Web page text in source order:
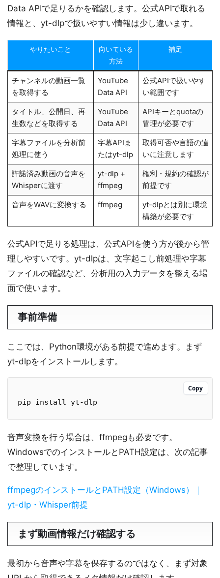
Data APIで足りるかを確認します。公式APIで取れる
情報と、yt-dlpで扱いやすい情報は少し違います。
やりたいこと
向いている
方法
補足
チャンネルの動画一覧
を取得する
YouTube
Data API
公式APIで扱いやす
い範囲です
タイトル、公開日、再
生数などを取得する
YouTube
Data API
APIキーとquotaの
管理が必要です
字幕ファイルを分析前
処理に使う
字幕APIま
たはyt-dlp
取得可否や言語の違
いに注意します
許諾済み動画の音声を
Whisperに渡す
yt-dlp +
ffmpeg
権利・規約の確認が
前提です
音声をWAVに変換する ffmpeg
yt-dlpとは別に環境
構築が必要です
公式APIで足りる処理は、公式APIを使う方が後から管
理しやすいです。yt-dlpは、文字起こし前処理や字幕
ファイルの確認など、分析用の入力データを整える場
面で使います。
事前準備
ここでは、Python環境がある前提で進めます。まず
yt-dlpをインストールします。
pip install yt-dlp
Copy
音声変換を行う場合は、ffmpegも必要です。
WindowsでのインストールとPATH設定は、次の記事
で整理しています。
ffmpegのインストールとPATH設定（Windows）｜
yt-dlp・Whisper前提
まず動画情報だけ確認する
最初から音声や字幕を保存するのではなく、まず対象